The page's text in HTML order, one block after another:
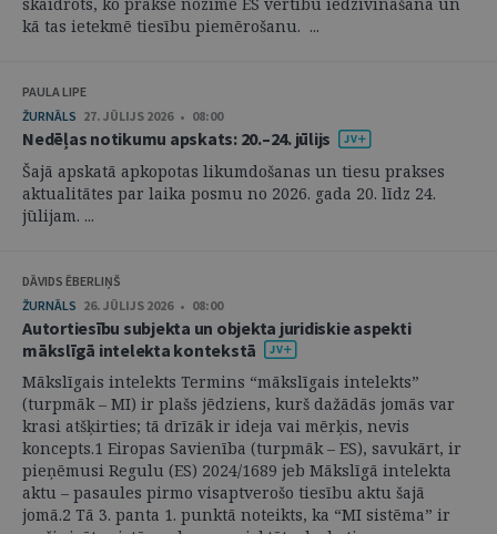
kā tas ietekmē tiesību piemērošanu. ...
PAULA LIPE
ŽURNĀLS 27. JŪLIJS 2026 • 08:00
Nedēļas notikumu apskats: 20.–24. jūlijs
Šajā apskatā apkopotas likumdošanas un tiesu prakses
aktualitātes par laika posmu no 2026. gada 20. līdz 24.
jūlijam. ...
DĀVIDS ĒBERLIŅŠ
ŽURNĀLS 26. JŪLIJS 2026 • 08:00
Autortiesību subjekta un objekta juridiskie aspekti
mākslīgā intelekta kontekstā
Mākslīgais intelekts Termins “mākslīgais intelekts”
(turpmāk – MI) ir plašs jēdziens, kurš dažādās jomās var
krasi atšķirties; tā drīzāk ir ideja vai mērķis, nevis
koncepts.1 Eiropas Savienība (turpmāk – ES), savukārt, ir
pieņēmusi Regulu (ES) 2024/1689 jeb Mākslīgā intelekta
aktu – pasaules pirmo visaptverošo tiesību aktu šajā
jomā.2 Tā 3. panta 1. punktā noteikts, ka “MI sistēma” ir